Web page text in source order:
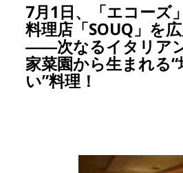
7月1日、「エコーズ
料理店「SOUQ」を
――次なるイタリア
家菜園から生まれる“
い”料理！